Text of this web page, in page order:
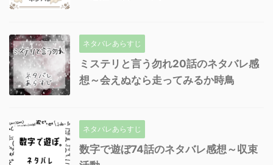
ネタバレあらすじ
ミステリと言う勿れ20話のネタバレ感
想～会えぬなら走ってみるか時鳥
ネタバレあらすじ
数字で遊ぼ74話のネタバレ感想～収束